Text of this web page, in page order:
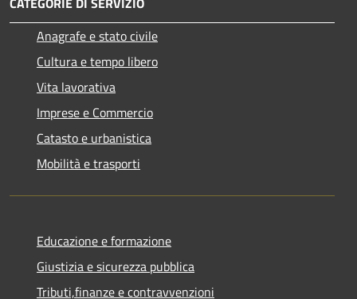
Anagrafe e stato civile
Cultura e tempo libero
Vita lavorativa
Imprese e Commercio
Catasto e urbanistica
Mobilità e trasporti
Educazione e formazione
Giustizia e sicurezza pubblica
Tributi,finanze e contravvenzioni